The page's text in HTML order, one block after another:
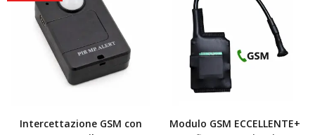
Intercettazione GSM con
Modulo GSM ECCELLENTE+